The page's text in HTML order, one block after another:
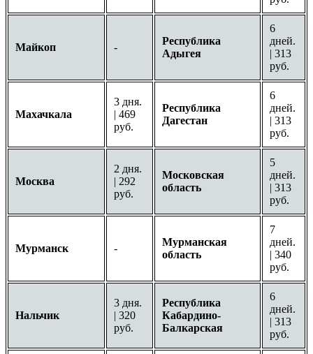
Майкоп -
Республика
Адыгея
6
дней.
| 313
руб.
Махачкала
3 дня.
| 469
руб.
Республика
Дагестан
6
дней.
| 313
руб.
Москва
2 дня.
| 292
руб.
Московская
область
5
дней.
| 313
руб.
Мурманск -
Мурманская
область
7
дней.
| 340
руб.
Нальчик
3 дня.
| 320
руб.
Республика
Кабардино-
Балкарская
6
дней.
| 313
руб.